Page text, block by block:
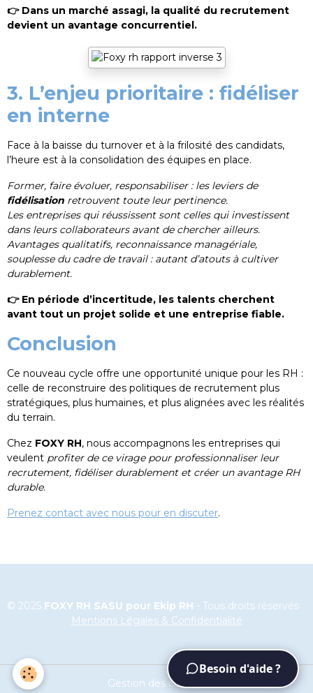
👉 Dans un marché assagi, la qualité du recrutement
devient un avantage concurrentiel.
3. L’enjeu prioritaire : fidéliser
en interne
Face à la baisse du turnover et à la frilosité des candidats,
l’heure est à la consolidation des équipes en place.
Former, faire évoluer, responsabiliser : les leviers de
fidélisation retrouvent toute leur pertinence.
Les entreprises qui réussissent sont celles qui investissent
dans leurs collaborateurs avant de chercher ailleurs.
Avantages qualitatifs, reconnaissance managériale,
souplesse du cadre de travail : autant d’atouts à cultiver
durablement.
👉 En période d’incertitude, les talents cherchent
avant tout un projet solide et une entreprise fiable.
Conclusion
Ce nouveau cycle offre une opportunité unique pour les RH :
celle de reconstruire des politiques de recrutement plus
stratégiques, plus humaines, et plus alignées avec les réalités
du terrain.
Chez FOXY RH, nous accompagnons les entreprises qui
veulent profiter de ce virage pour professionnaliser leur
recrutement, fidéliser durablement et créer un avantage RH
durable.
Prenez contact avec nous pour en discuter.
Besoin d'aide ?
ASSISTANT RH
© 2025 FOXY RH SASU pour Ekip RH - Tous droits réservés
Mentions Légales & Confidentialité
Gestion des cookies